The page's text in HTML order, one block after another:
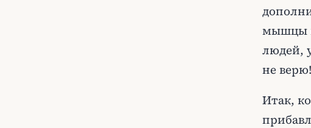
мышцы
людей,
не
Итак,